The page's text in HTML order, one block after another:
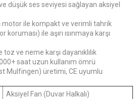
düşük ses seviyesi sağlayan aksiyel
motor ile kompakt ve verimli tahrik
ile aşırı ısınmaya karşı
toz ve neme karşı dayanıklılık
saat uzun kullanım ömrü
Mulfingen) üretimi, CE uyumlu
Aksiyel Fan (Duvar Halkalı)